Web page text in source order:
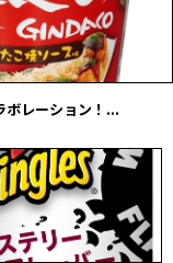
ボレーション！...